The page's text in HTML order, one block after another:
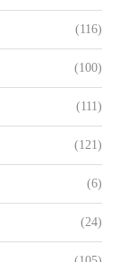
(116)
(100)
(111)
(121)
(6)
(24)